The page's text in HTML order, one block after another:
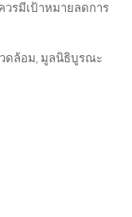
รมีเป้าหมายลดการ
ดล้อม, มูลนิธิบูรณะ